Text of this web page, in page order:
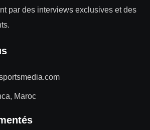
par des interviews exclusives et des
Maroc